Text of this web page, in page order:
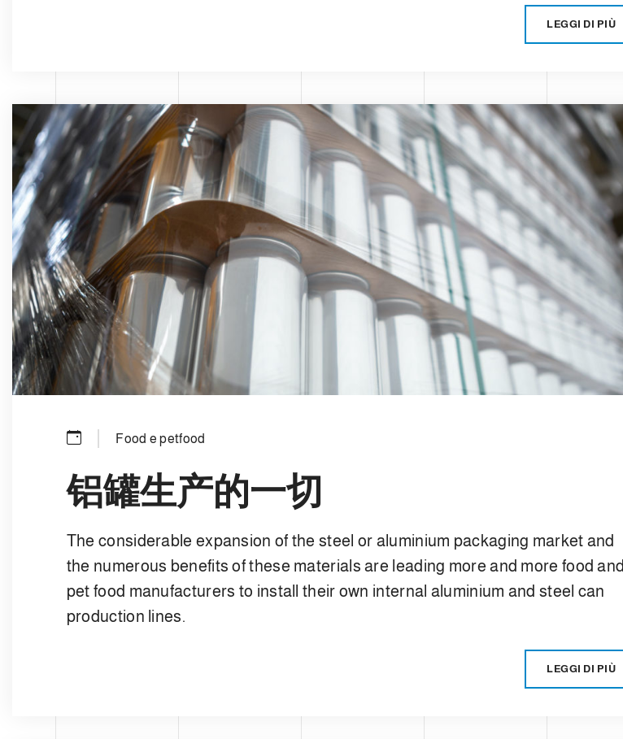
LEGGI DI PIÙ
Food e petfood
铝罐生产的一切
The considerable expansion of the steel or aluminium packaging market and
the numerous benefits of these materials are leading more and more food and
pet food manufacturers to install their own internal aluminium and steel can
production lines.
LEGGI DI PIÙ